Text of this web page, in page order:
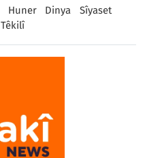
Huner Dinya
Sîyaset
Têkilî